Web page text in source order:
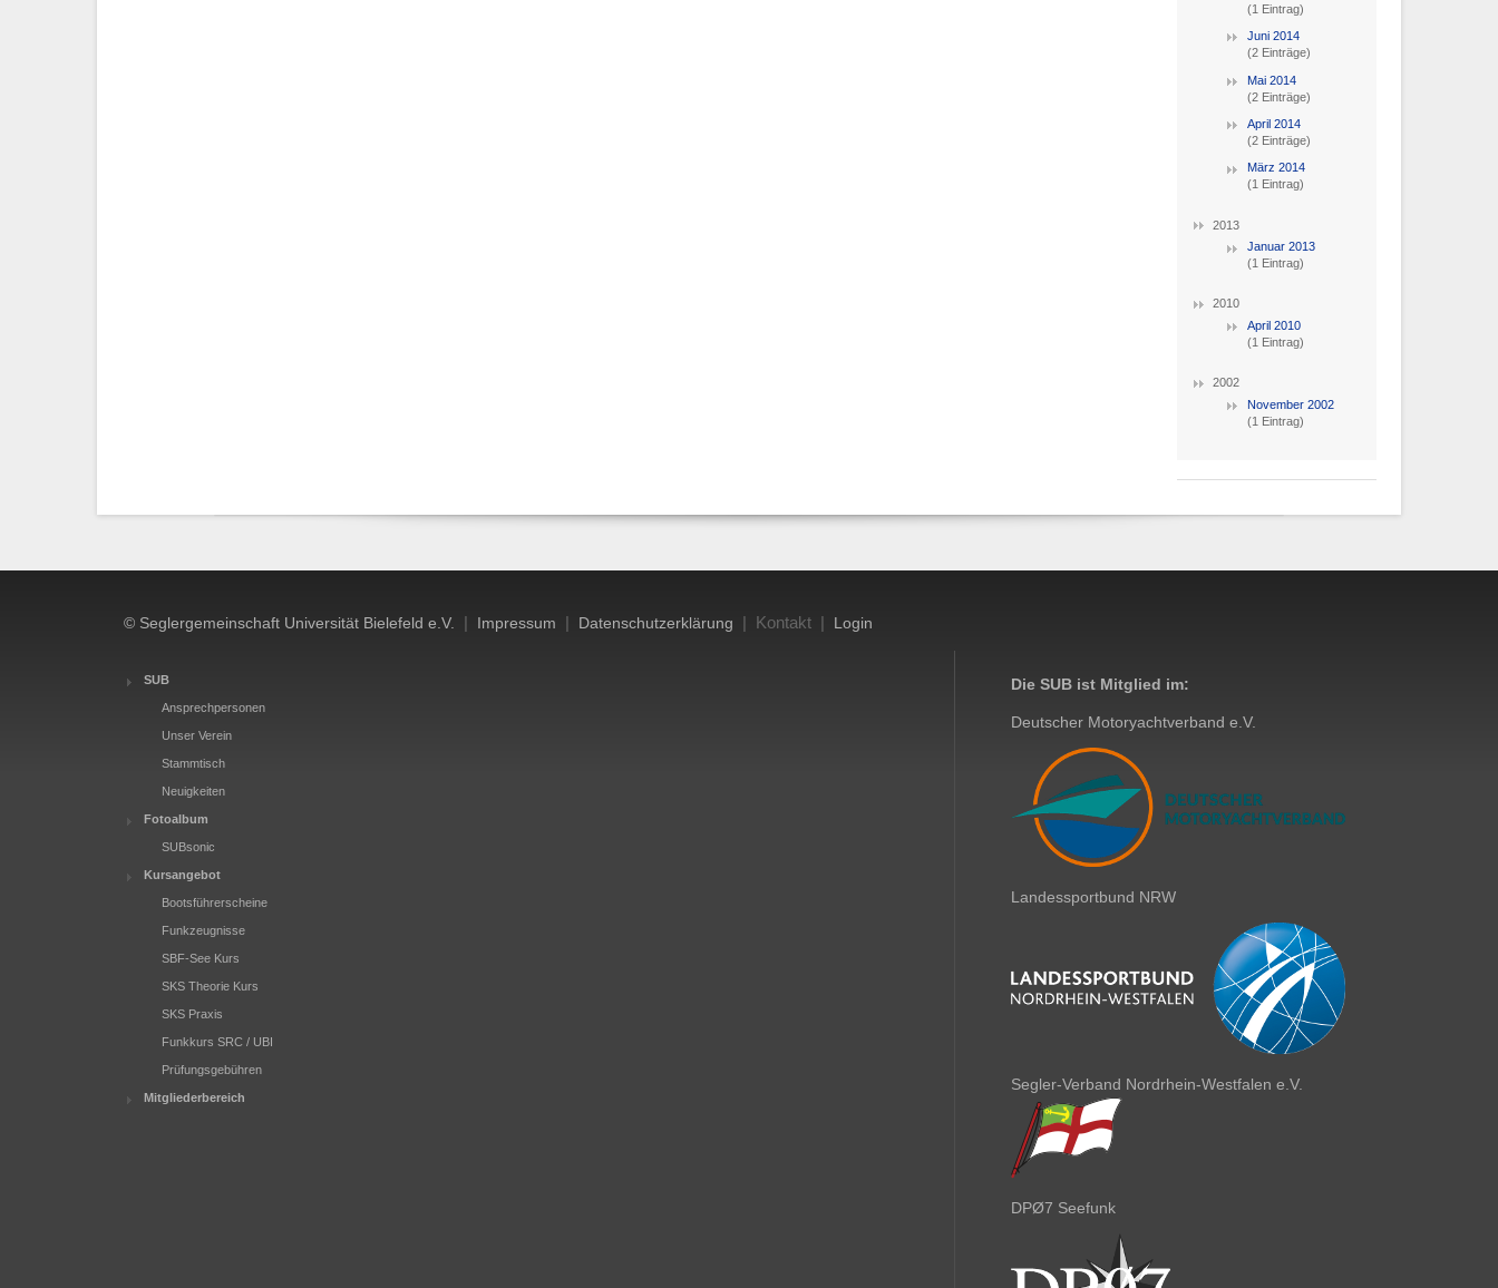
(1 Eintrag)
Juni 2014
(2 Einträge)
Mai 2014
(2 Einträge)
April 2014
(2 Einträge)
März 2014
(1 Eintrag)
2013
Januar 2013
(1 Eintrag)
2010
April 2010
(1 Eintrag)
2002
November 2002
(1 Eintrag)
© Seglergemeinschaft Universität Bielefeld e.V. | Impressum | Datenschutzerklärung | Kontakt | Login
SUB
Ansprechpersonen
Unser Verein
Stammtisch
Neuigkeiten
Fotoalbum
SUBsonic
Kursangebot
Bootsführerscheine
Funkzeugnisse
SBF-See Kurs
SKS Theorie Kurs
SKS Praxis
Funkkurs SRC / UBI
Prüfungsgebühren
Mitgliederbereich
Die SUB ist Mitglied im:
Deutscher Motoryachtverband e.V.
Landessportbund NRW
Segler-Verband Nordrhein-Westfalen e.V.
DPØ7 Seefunk